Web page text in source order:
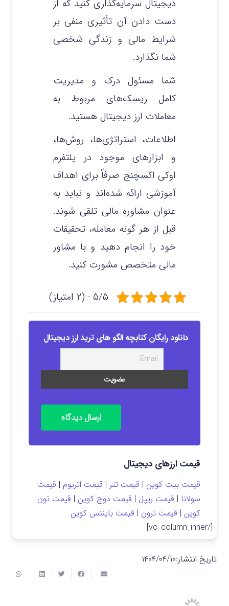
دیجیتال سرمایه‌گذاری کنید که از
دست دادن آن تأثیری منفی بر
شرایط مالی و زندگی شخصی
شما نگذارد.
شما مسئول درک و مدیریت
کامل ریسک‌های مربوط به
معاملات ارز دیجیتال هستید.
اطلاعات، استراتژی‌ها، روش‌ها،
و ابزارهای موجود در پلتفرم
اوکی اکسچنج صرفاً برای اهداف
آموزشی ارائه شده‌اند و نباید به
عنوان مشاوره مالی تلقی شوند.
قبل از هر گونه معامله، تحقیقات
خود را انجام دهید و با مشاور
مالی متخصص مشورت کنید.
۵/۵ - (۲ امتیاز)
دانلود رایگان کتابچه الگو های ترید ارز دیجیتال
ارسال دیدگاه
قیمت ارزهای دیجیتال
قیمت بیت کوین | قیمت تتر | قیمت اتریوم | قیمت
سولانا | قیمت ریپل | قیمت دوج کوین | قیمت تون
کوین | قیمت ترون | قیمت بایننس کوین
[/vc_column_inner]
تاریخ انتشار:۱۴۰۴/۰۴/۱۰